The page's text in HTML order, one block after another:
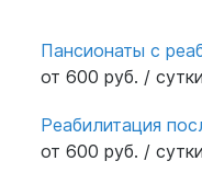
Пансионаты с
от 600 руб. / сутки
Реабилитация
от 600 руб. / сутки